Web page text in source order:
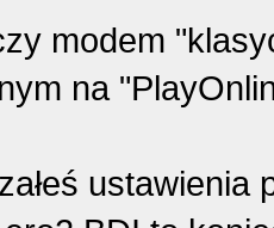
modem
na
ustawienia